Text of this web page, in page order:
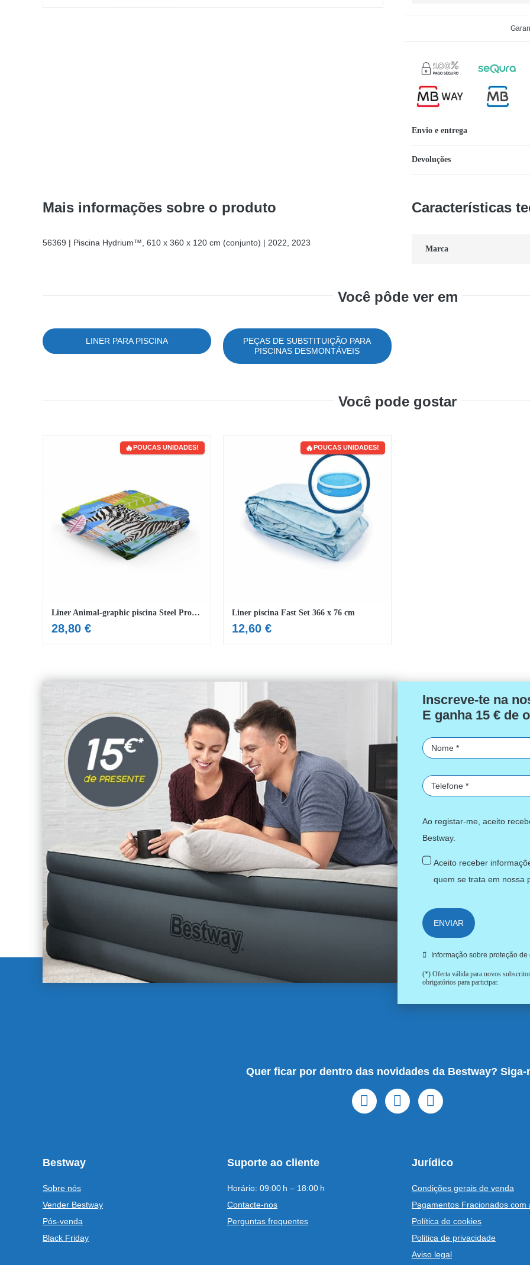
Envio e entrega
Devoluções
Mais informações sobre o produto
56369 | Piscina Hydrium™, 610 x 360 x 120 cm (conjunto) | 2022, 2023
Características
Marca
Você pôde ver em
LINER PARA PISCINA
PEÇAS DE SUBSTITUIÇÃO PARA
PISCINAS DESMONTÁVEIS
Você pode gostar
POUCAS UNIDADES!
Liner Animal-graphic piscina Steel Pro™ 305 x 66 cm
28,80 €
POUCAS UNIDADES!
Liner piscina Fast Set 366 x 76 cm
12,60 €
Inscreve-te na
E ganha 15 € de
Ao registar-me, aceito
Bestway.
Aceito receber
quem se trata em nossa
ENVIAR
Informação sobre proteção de
(*) Oferta válida para novos
obrigatórios para participar.
Quer ficar por dentro das novidades da Bestway? Siga-
Bestway
Sobre nós
Vender Bestway
Pós-venda
Black Friday
Suporte ao cliente
Horário: 09:00 h – 18:00 h
Contacte-nos
Perguntas frequentes
Jurídico
Condições gerais de venda
Pagamentos Fracionados com
Política de cookies
Politica de privacidade
Aviso legal